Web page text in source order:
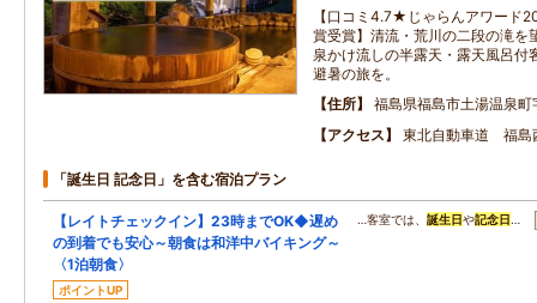
【口コミ4.7★じゃらんアワード
賞受賞】清流・荒川の二段の滝を
泉かけ流しの半露天・露天風呂付
避暑の旅を。
住所
福島県福島市土湯温泉町
アクセス
東北自動車道 福島
「誕生日 記念日」を含む宿泊プラン
【レイトチェックイン】23時までOK◆遅め
の到着でも安心～朝食は和洋中バイキング～
〈1泊朝食〉
ポイントUP
…客室では、 誕生日や記念日 …